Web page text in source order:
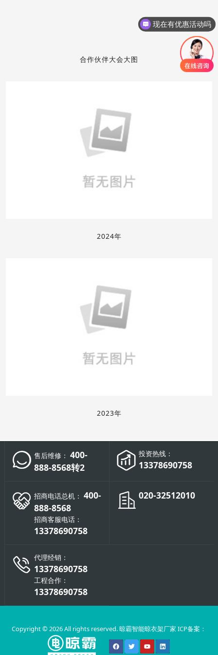
合作伙伴大会大图
2024年
2023年
售后维修： 400-
888-8568转2
投资热线：
13378690758
招商电话总机： 400-
888-8568
招商客服电话：
13378690758
020-32512010
代理经销：
13378690758
工程合作：
13378690758
Copyright © 2026 All rights reserved. 晾霸智能晾衣架厂家 ICP备案：
现在有优惠活动吗